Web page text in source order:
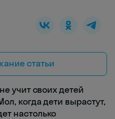
статьи
учит своих детей
когда дети вырастут,
настолько